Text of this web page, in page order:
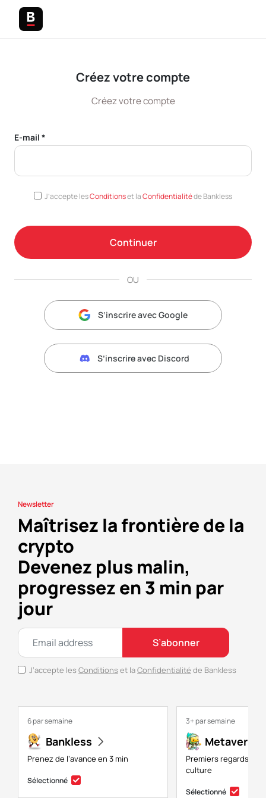
Créez votre compte
Créez votre compte
E-mail *
J’accepte lesConditionset laConfidentialitéde Bankless
Continuer
OU
S’inscrire avec Google
S’inscrire avec Discord
Newsletter
Maîtrisez la frontière de la
crypto
Devenez plus malin,
progressez en 3 min par
jour
S’abonner
J’accepte les Conditions et laConfidentialité de Bankless
6 par semaine
Bankless
Prenez de l’avance en 3 min
Sélectionné
3+ par semaine
Metaversal
Premiers regards sur
culture
Sélectionné